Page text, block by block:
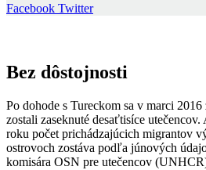
Facebook Twitter
Bez dôstojnosti
Po dohode s Tureckom sa v marci
zostali zaseknuté desaťtisíce
roku počet prichádzajúcich migrantov
ostrovoch zostáva podľa júnových
komisára OSN pre utečencov